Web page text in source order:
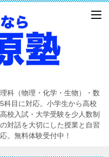
科（物理・化学・生物）・数
科目に対応。小学生から高校
校入試・大学受験を少人数制
対話を大切にした授業と自習
。無料体験受付中！